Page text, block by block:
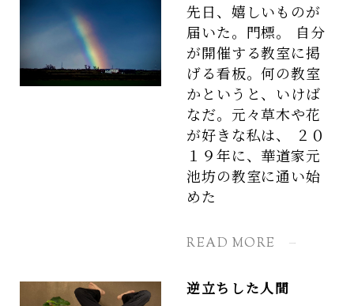
先日、嬉しいものが
届いた。門標。 自分
が開催する教室に掲
げる看板。何の教室
かというと、いけば
なだ。元々草木や花
が好きな私は、 ２０
１９年に、華道家元
池坊の教室に通い始
めた
READ MORE
逆立ちした人間